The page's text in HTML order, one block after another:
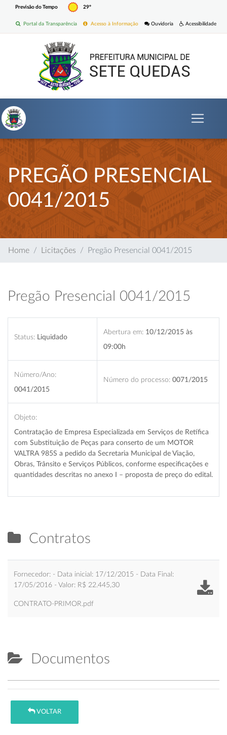
Previsão do Tempo 29º
Acessibilidade
Ouvidoria
Acesso à Informação
Portal da Transparência
PREGÃO PRESENCIAL
0041/2015
Home Licitações Pregão Presencial 0041/2015
Pregão Presencial 0041/2015
Status: Liquidado
Abertura em: 10/12/2015 às
09:00h
Número/Ano:
0041/2015
Número do processo: 0071/2015
Objeto:
Contratação de Empresa Especializada em Serviços de Retífica
com Substituição de Peças para conserto de um MOTOR
VALTRA 985S a pedido da Secretaria Municipal de Viação,
Obras, Trânsito e Serviços Públicos, conforme especificações e
quantidades descritas no anexo I – proposta de preço do edital.
Contratos
Fornecedor: - Data inicial: 17/12/2015 - Data Final:
17/05/2016 - Valor: R$ 22.445,30
CONTRATO-PRIMOR.pdf
Documentos
VOLTAR